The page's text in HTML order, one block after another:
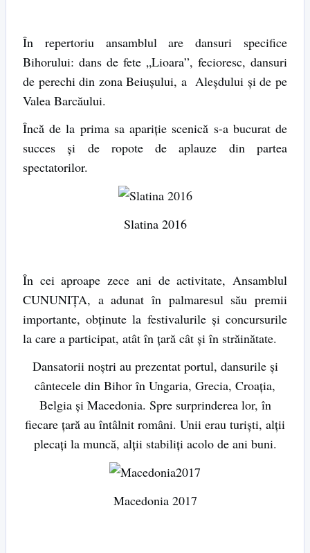
În repertoriu ansamblul are dansuri specifice
Bihorului: dans de fete „Lioara”, fecioresc, dansuri
de perechi din zona Beiușului, a Aleșdului și de pe
Valea Barcăului.
Încă de la prima sa apariție scenică s-a bucurat de
succes și de ropote de aplauze din partea
spectatorilor.
Slatina 2016
În cei aproape zece ani de activitate, Ansamblul
CUNUNIȚA, a adunat în palmaresul său premii
importante, obținute la festivalurile și concursurile
la care a participat, atât în țară cât și în străinătate.
Dansatorii noștri au prezentat portul, dansurile și
cântecele din Bihor în Ungaria, Grecia, Croația,
Belgia și Macedonia. Spre surprinderea lor, în
fiecare țară au întâlnit români. Unii erau turiști, alții
plecați la muncă, alții stabiliți acolo de ani buni.
Macedonia 2017